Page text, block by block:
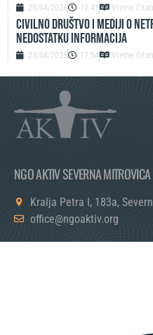
29/04/2026 10:41 Vreme
Civilno društvo i mediji o
nedostatku informacija
23/04/2026 17:54 Vreme
NGO AKTIV SEVERNA MITROVICA
Kralja Petra I, 183a,
office@ngoaktiv.org